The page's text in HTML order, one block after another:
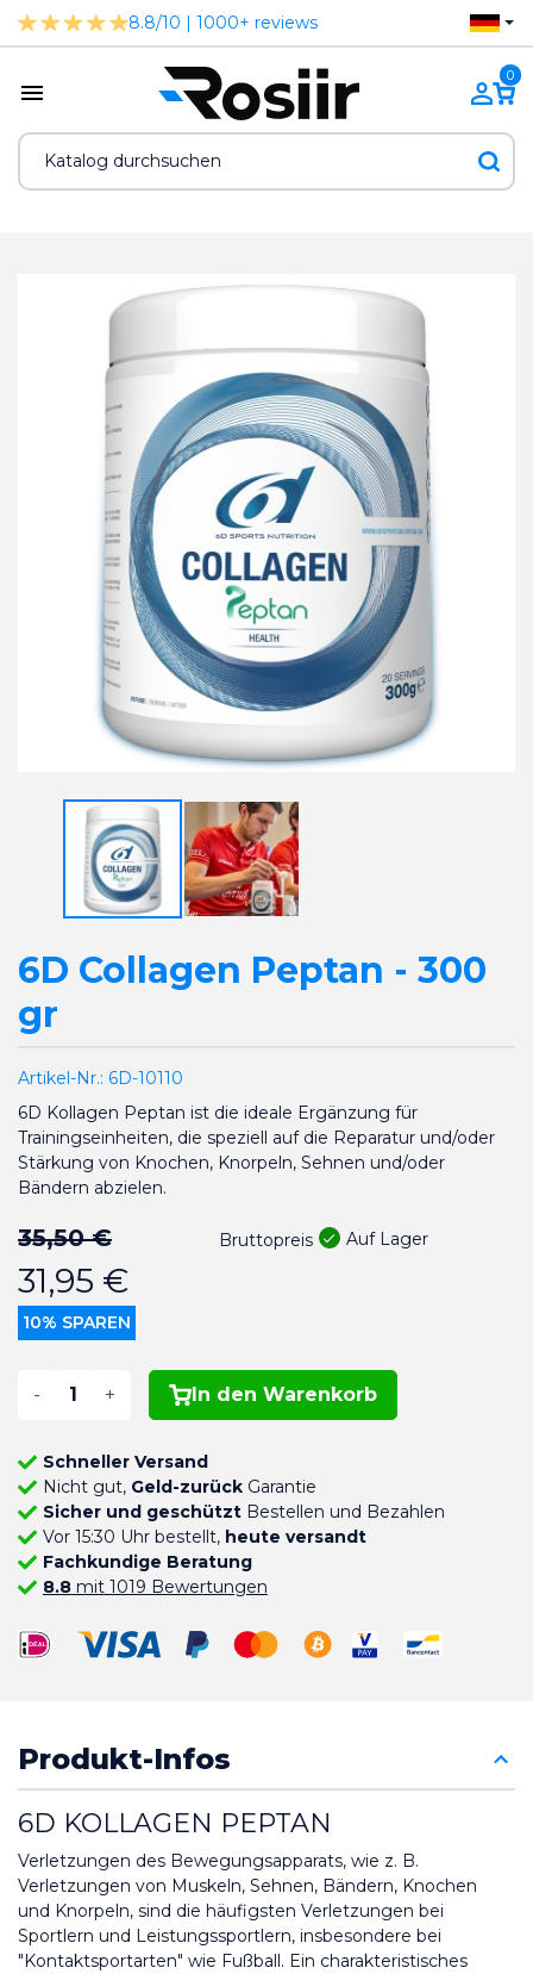
8.8/10 | 1000+ reviews
0
6D Collagen Peptan - 300
gr
Artikel-Nr.: 6D-10110
6D Kollagen Peptan ist die ideale Ergänzung für
Trainingseinheiten, die speziell auf die Reparatur und/oder
Stärkung von Knochen, Knorpeln, Sehnen und/oder
Bändern abzielen.
35,50 €
31,95 €
10% SPAREN
Bruttopreis Auf Lager
- + In den Warenkorb
Schneller Versand
Nicht gut, Geld-zurückGarantie
Sicher und geschütztBestellen und Bezahlen
Vor 15:30 Uhr bestellt, heute versandt
Fachkundige Beratung
8.8mit 1019 Bewertungen
Produkt-Infos
6D KOLLAGEN PEPTAN
Verletzungen des Bewegungsapparats, wie z. B.
Verletzungen von Muskeln, Sehnen, Bändern, Knochen
und Knorpeln, sind die häufigsten Verletzungen bei
Sportlern und Leistungssportlern, insbesondere bei
"Kontaktsportarten" wie Fußball. Ein charakteristisches